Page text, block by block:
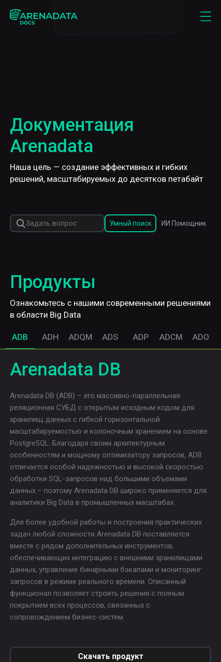
Документация
Arenadata
Наша цель — создание эффективных и гибких
решений, масштабируемых до десятков петабайт
Умный поиск ИИ Помощник
Продукты
Ознакомьтесь с нашими современными решениями
в области Big Data
ADB ADH ADQM ADS ADP ADCM ADO
Arenadata DB
Arenadata DB (ADB) – это массивно-параллельная
реляционная СУБД с открытым исходным кодом для
хранилищ данных с гибкой горизонтальной
масштабируемостью и колоночным хранением на основе
PostgreSQL. Благодаря своим архитектурным
особенностям и мощному оптимизатору запросов, ADB
отличается особой надежностью и высокой скоростью
обработки SQL-запросов над большими объемами
данных – поэтому Arenadata DB широко применяется для
аналитики Big Data в промышленных масштабах.
Для более удобной работы и построения практических
задач любой сложности Arenadata DB поставляется
вместе с рядом дополнительных инструментов,
обеспечивающих интеграцию с внешними хранилищами
данных, управление бинарными бэкапами и мониторинг
запросов в режиме реального времени. Описанный
функционал позволяет строить решения с полным
покрытием всех процессов, связанных с
сопровождением бизнес-систем.
Скачать продукт